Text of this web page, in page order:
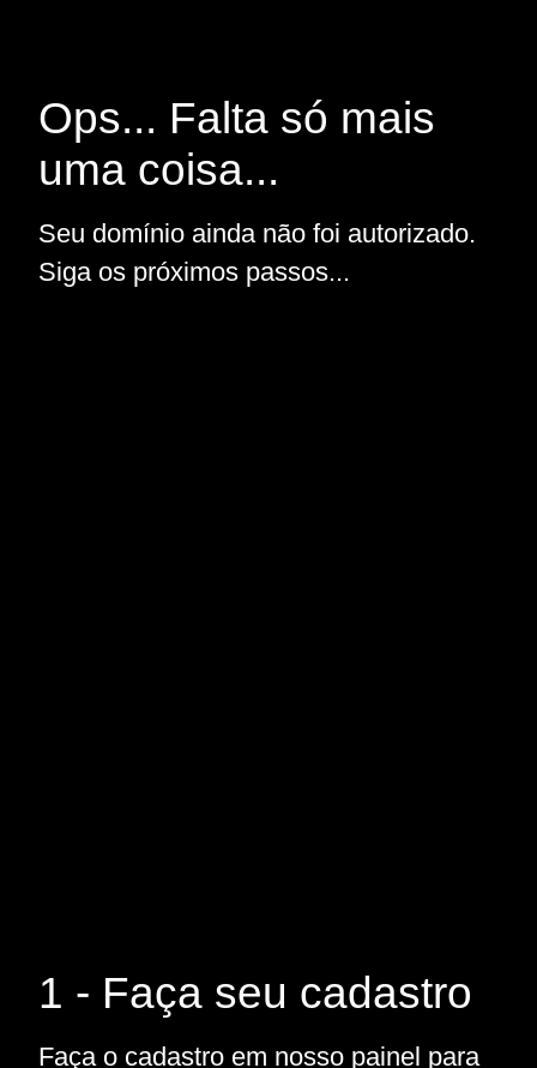
Ops... Falta só mais
uma coisa...
Seu domínio ainda não foi autorizado.
Siga os próximos passos...
1 - Faça seu cadastro
Faça o cadastro em nosso painel para